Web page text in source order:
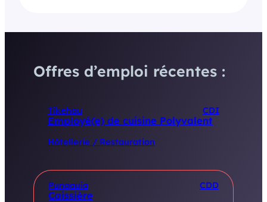
Offres d’emploi récentes :
Tikehau CDI
Employé(e) de cuisine Polyvalent
Hôtellerie / Restauration
Punaauia CDD
Caissière